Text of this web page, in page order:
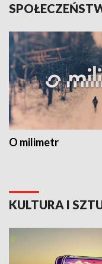
O milimetr
KULTURA I